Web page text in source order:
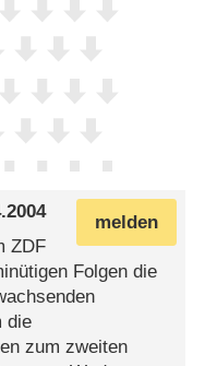
melden
ZDF
Folgen die
die
zum zweiten